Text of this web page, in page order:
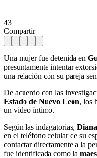
43
Compartir
Una mujer fue detenida en
presuntamente intentar
una relación con su pareja
De acuerdo con las
Estado de Nuevo León, los
un video íntimo.
Según las indagatorias,
en el teléfono celular de su
contactar directamente a la
fue identificada como la